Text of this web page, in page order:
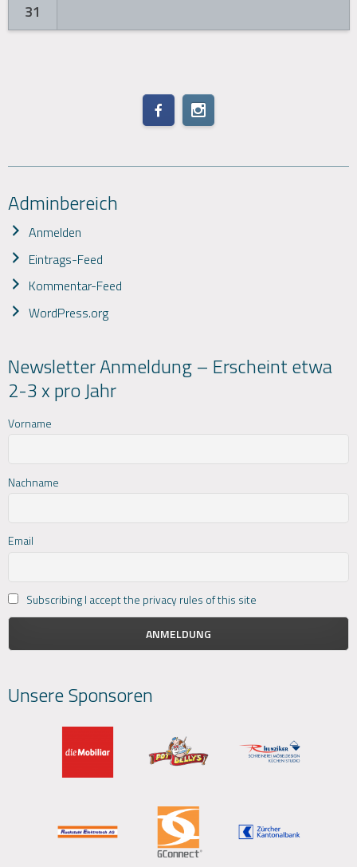
31
Adminbereich
Anmelden
Eintrags-Feed
Kommentar-Feed
WordPress.org
Newsletter Anmeldung – Erscheint etwa
2-3 x pro Jahr
Vorname
Nachname
Email
Subscribing I accept the privacy rules of this site
Unsere Sponsoren